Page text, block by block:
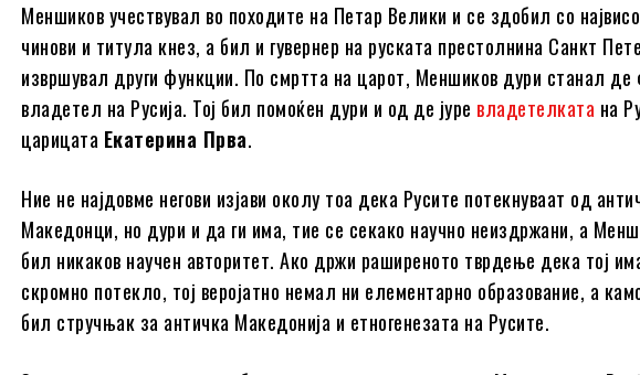
Меншиков учествувал во походите на Петар Велики и се здобил со
чинови и титула кнез, а бил и гувернер на руската престолнина Санкт
извршувал други функции. По смртта на царот, Меншиков дури станал де
владетел на Русија. Тој бил помоќен дури и од де јуре владетелката на
царицата Екатерина Прва.
Ние не најдовме негови изјави околу тоа дека Русите потекнуваат од
Македонци, но дури и да ги има, тие се секако научно неиздржани, а
бил никаков научен авторитет. Ако држи раширеното тврдење дека тој
скромно потекло, тој веројатно немал ни елементарно образование, а
бил стручњак за античка Македонија и етногенезата на Русите.